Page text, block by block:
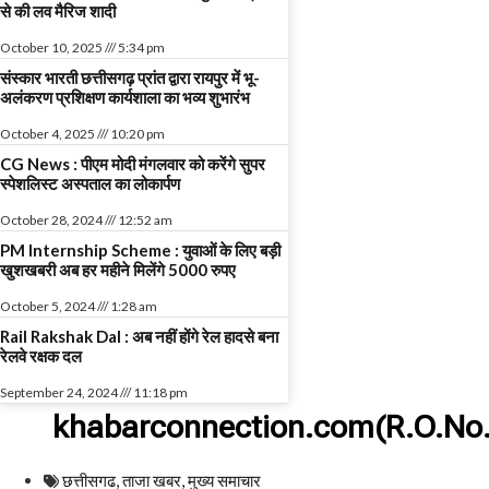
से की लव मैरिज शादी
October 10, 2025 5:34 pm
संस्कार भारती छत्तीसगढ़ प्रांत द्वारा रायपुर में भू-
अलंकरण प्रशिक्षण कार्यशाला का भव्य शुभारंभ
October 4, 2025 10:20 pm
CG News : पीएम मोदी मंगलवार को करेंगे सुपर
स्पेशलिस्ट अस्पताल का लोकार्पण
October 28, 2024 12:52 am
PM Internship Scheme : युवाओं के लिए बड़ी
खुशखबरी अब हर महीने मिलेंगे 5000 रुपए
October 5, 2024 1:28 am
Rail Rakshak Dal : अब नहीं होंगे रेल हादसे बना
रेलवे रक्षक दल
September 24, 2024 11:18 pm
छत्तीसगढ,ताजा खबर,मुख्य समाचार​